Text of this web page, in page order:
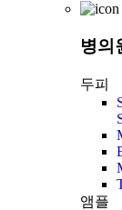
병의
두피
앰플